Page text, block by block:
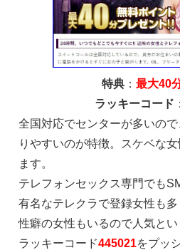
特典 ： 最大40
ラッキーコード ：
全国対応でセンターが多いの
りやすいのが特徴。スケベな
ます。
テレフォンセックス専門でも
有名なテレクラで登録女性も
性癖の女性もいるので人気とい
ラッキーコード445021をプッ